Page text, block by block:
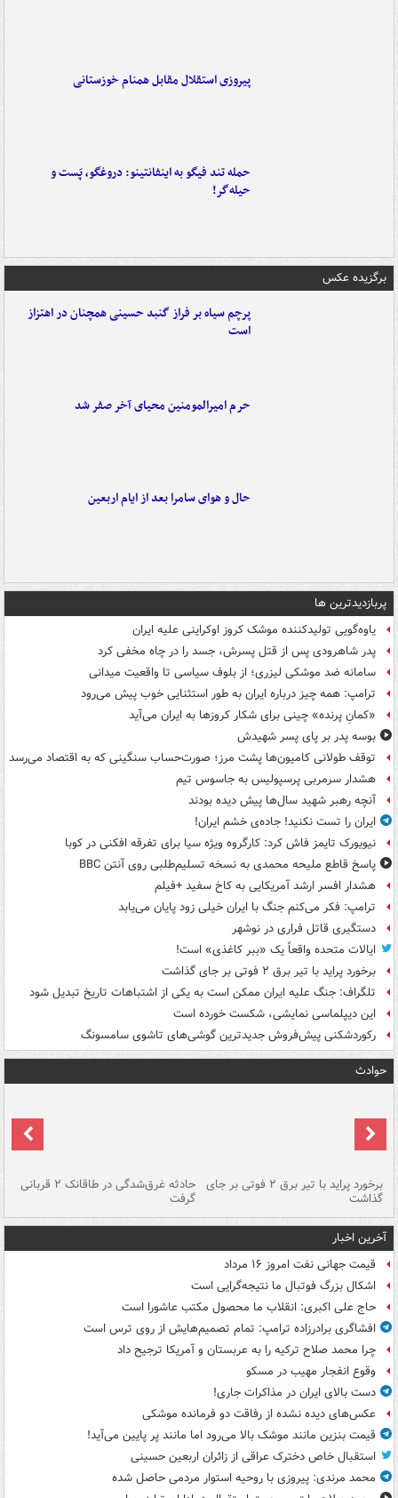
پیروزی استقلال مقابل همنام خوزستانی
حمله تند فیگو به اینفانتینو: دروغگو، پَست‌ و
حیله‌گر!
برگزیده عکس
پرچم سیاه بر فراز گنبد حسینی همچنان در اهتزاز
است
حرم امیرالمومنین محیای آخر صفر شد
حال و هوای سامرا بعد از ایام اربعین
پربازدیدترین ها
یاوه‌گویی تولیدکننده موشک کروز اوکراینی علیه ایران
پدر شاهرودی پس از قتل پسرش، جسد را در چاه مخفی کرد
سامانه ضد موشکی لیزری؛ از بلوف سیاسی تا واقعیت میدانی
ترامپ: همه چیز درباره ایران به طور استثنایی خوب پیش می‌رود
«کمانِ پرنده» چینی برای شکار کروزها به ایران می‌آید
بوسه‌ پدر بر پای پسر شهیدش
توقف طولانی کامیون‌ها پشت مرز؛ صورت‌حساب سنگینی که به اقتصاد می‌رسد
هشدار سرمربی پرسپولیس به جاسوس تیم
آنچه رهبر شهید سال‌ها پیش دیده بودند
ایران را تست نکنید! جاده‌ی خشم ایران!
نیویورک تایمز فاش کرد: کارگروه ویژه سیا برای تفرقه افکنی در کوبا
پاسخ قاطع ملیحه محمدی به نسخه تسلیم‌طلبی روی آنتن BBC
هشدار افسر ارشد آمریکایی به کاخ سفید +فیلم
ترامپ: فکر می‌کنم جنگ با ایران خیلی زود پایان می‌یابد
دستگیری قاتل فراری در نوشهر
ایالات متحده واقعاً یک «ببر کاغذی» است!
برخورد پراید با تیر برق ۲ فوتی بر جای گذاشت
تلگراف: جنگ علیه ایران ممکن است به یکی از اشتباهات تاریخ تبدیل شود
این دیپلماسی نمایشی، شکست خورده است
رکوردشکنی پیش‌فروش جدیدترین گوشی‌های تاشوی سامسونگ
حوادث
برخورد پراید با تیر برق ۲ فوتی بر جای
گذاشت
حادثه غرق‌شدگی در طاقانک ۲ قربانی
گرفت
آخرین اخبار
قیمت جهانی نفت امروز ۱۶ مرداد
اشکال بزرگ فوتبال ما نتیجه‌گرایی است
حاج علی اکبری: انقلاب ما محصول مکتب عاشورا است
افشاگری برادرزاده ترامپ: تمام تصمیم‌هایش از روی ترس است
چرا محمد صلاح ترکیه را به عربستان و آمریکا ترجیح داد
وقوع انفجار مهیب در مسکو
دست بالای ایران در مذاکرات جاری!
عکس‌های دیده نشده از رفاقت دو فرمانده‌ موشکی
قیمت بنزین مانند موشک بالا می‌رود اما مانند پر پایین می‌آید!
استقبال خاص دخترک عراقی از زائران اربعین حسینی
محمد مرندی: پیروزی با روحیه استوار مردمی حاصل شده